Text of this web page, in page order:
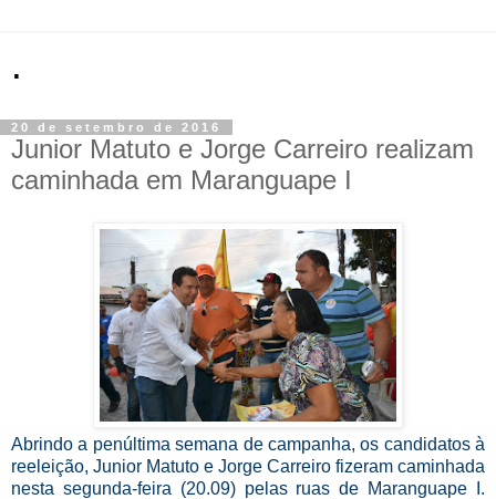
.
20 de setembro de 2016
Junior Matuto e Jorge Carreiro realizam
caminhada em Maranguape I
Abrindo a penúltima semana de campanha, os candidatos à
reeleição, Junior Matuto e Jorge Carreiro fizeram caminhada
nesta segunda-feira (20.09) pelas ruas de Maranguape I.